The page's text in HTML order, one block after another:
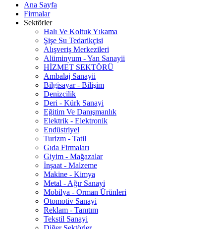
Ana Sayfa
Firmalar
Sektörler
Halı Ve Koltuk Yıkama
Şişe Su Tedarikçisi
Alışveriş Merkezileri
Alüminyum - Yan Sanayii
HİZMET SEKTÖRÜ
Ambalaj Sanayii
Bilgisayar - Bilişim
Denizcilik
Deri - Kürk Sanayi
Eğitim Ve Danışmanlık
Elektrik - Elektronik
Endüstriyel
Turizm - Tatil
Gıda Firmaları
Giyim - Mağazalar
İnşaat - Malzeme
Makine - Kimya
Metal - Ağır Sanayi
Mobilya - Orman Ürünleri
Otomotiv Sanayi
Reklam - Tanıtım
Tekstil Sanayi